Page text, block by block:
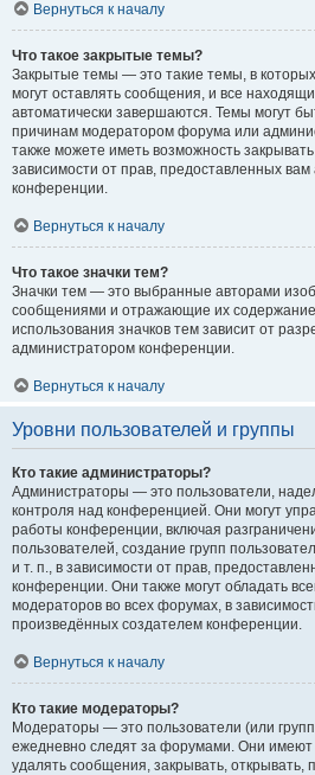
Вернуться к началу
Что такое закрытые темы?
Закрытые темы — это такие темы, в
могут оставлять сообщения, и все
автоматически завершаются. Темы могут
причинам модератором форума или
также можете иметь возможность
зависимости от прав, предоставленных
конференции.
Вернуться к началу
Что такое значки тем?
Значки тем — это выбранные авторами
сообщениями и отражающие их
использования значков тем зависит от
администратором конференции.
Вернуться к началу
Уровни пользователей и группы
Кто такие администраторы?
Администраторы — это пользователи,
контроля над конференцией. Они могут
работы конференции, включая
пользователей, создание групп
и т. п., в зависимости от прав,
конференции. Они также могут обладать
модераторов во всех форумах, в
произведённых создателем конференции.
Вернуться к началу
Кто такие модераторы?
Модераторы — это пользователи (или
ежедневно следят за форумами. Они имеют
удалять сообщения, закрывать, открывать,